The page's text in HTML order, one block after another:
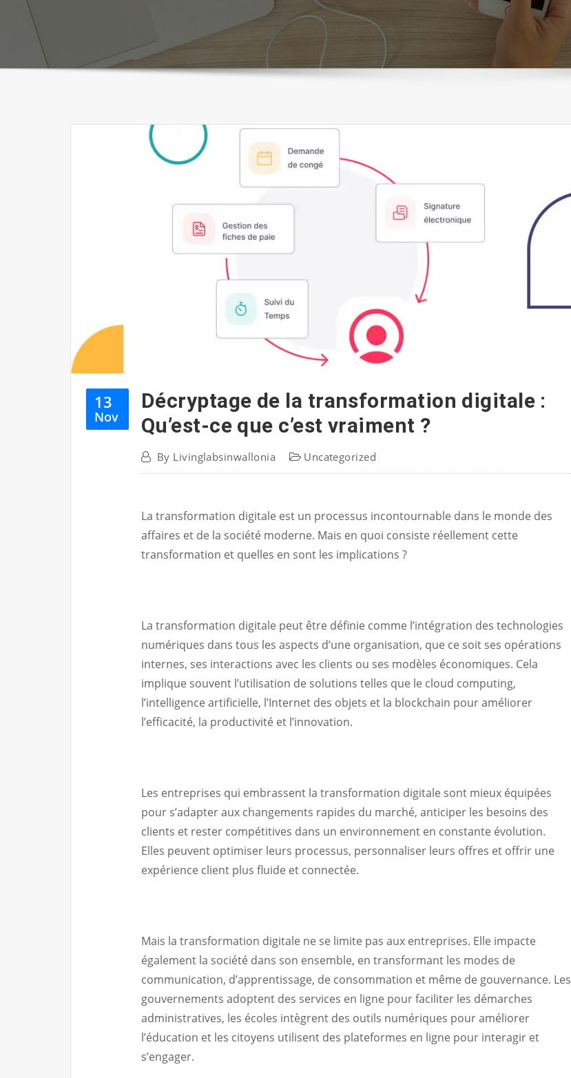
13
Nov
Décryptage de la transformation digitale :
Qu’est-ce que c’est vraiment ?
By Livinglabsinwallonia Uncategorized
La transformation digitale est un processus incontournable dans le monde des
affaires et de la société moderne. Mais en quoi consiste réellement cette
transformation et quelles en sont les implications ?
La transformation digitale peut être définie comme l’intégration des technologies
numériques dans tous les aspects d’une organisation, que ce soit ses opérations
internes, ses interactions avec les clients ou ses modèles économiques. Cela
implique souvent l’utilisation de solutions telles que le cloud computing,
l’intelligence artificielle, l’Internet des objets et la blockchain pour améliorer
l’efficacité, la productivité et l’innovation.
Les entreprises qui embrassent la transformation digitale sont mieux équipées
pour s’adapter aux changements rapides du marché, anticiper les besoins des
clients et rester compétitives dans un environnement en constante évolution.
Elles peuvent optimiser leurs processus, personnaliser leurs offres et offrir une
expérience client plus fluide et connectée.
Mais la transformation digitale ne se limite pas aux entreprises. Elle impacte
également la société dans son ensemble, en transformant les modes de
communication, d’apprentissage, de consommation et même de gouvernance. Les
gouvernements adoptent des services en ligne pour faciliter les démarches
administratives, les écoles intègrent des outils numériques pour améliorer
l’éducation et les citoyens utilisent des plateformes en ligne pour interagir et
s’engager.